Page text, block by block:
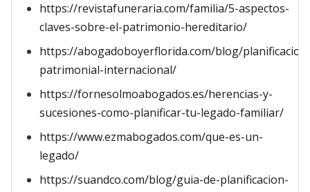
https://revistafuneraria.com/familia/5-aspectos-
claves-sobre-el-patrimonio-hereditario/
https://abogadoboyerflorida.com/blog/
patrimonial-internacional/
https://fornesolmoabogados.es/herencias-y-
sucesiones-como-planificar-tu-legado-familiar/
https://www.ezmabogados.com/que-es-un-
legado/
https://suandco.com/blog/guia-de-planificacion-